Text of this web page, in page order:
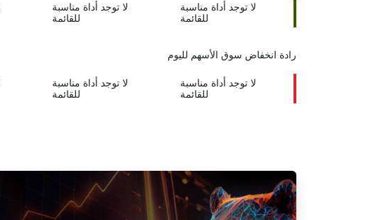
لا توجد أداة مناسبة
للقائمة
لا توجد أداة مناسبة
للقائمة
رادة انخفاض سوق الأسهم لليوم
لا توجد أداة مناسبة
للقائمة
لا توجد أداة مناسبة
للقائمة